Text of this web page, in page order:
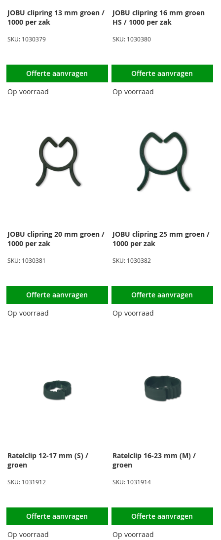
JOBU clipring 13 mm groen /
1000 per zak
SKU: 1030379
Offerte aanvragen
Op voorraad
JOBU clipring 16 mm groen
HS / 1000 per zak
SKU: 1030380
Offerte aanvragen
Op voorraad
JOBU clipring 20 mm groen /
1000 per zak
SKU: 1030381
Offerte aanvragen
Op voorraad
JOBU clipring 25 mm groen /
1000 per zak
SKU: 1030382
Offerte aanvragen
Op voorraad
Ratelclip 12-17 mm (S) /
groen
SKU: 1031912
Offerte aanvragen
Op voorraad
Ratelclip 16-23 mm (M) /
groen
SKU: 1031914
Offerte aanvragen
Op voorraad